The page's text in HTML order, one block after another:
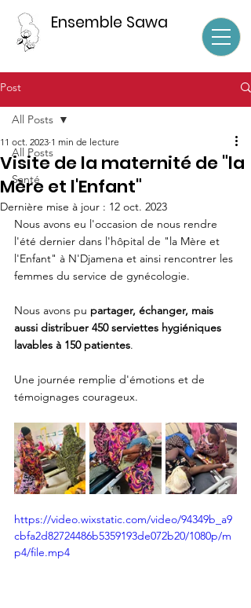
Ensemble Sawa
Post
All Posts
Santé
All Posts
Visite de la maternité de "la
Mère et l'Enfant"
11 oct. 2023 1 min de lecture
Dernière mise à jour : 12 oct. 2023
Nous avons eu l'occasion de nous rendre
l'été dernier dans l'hôpital de "la Mère et
l'Enfant" à N'Djamena et ainsi rencontrer les
femmes du service de gynécologie.
Nous avons pu partager, échanger, mais
aussi distribuer 450 serviettes hygiéniques
lavables à 150 patientes.
Une journée remplie d'émotions et de
témoignages courageux.
https://video.wixstatic.com/video/94349b_a9
cbfa2d82724486b5359193de072b20/1080p/m
p4/file.mp4